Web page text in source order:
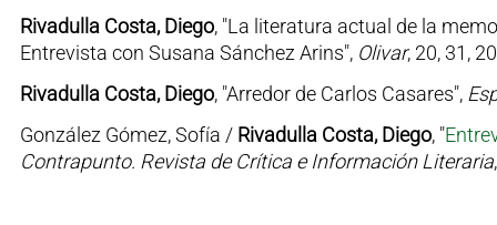
Rivadulla Costa, Diego, "La literatura actual de la
Entrevista con Susana Sánchez Arins", Olivar, 20, 31,
Rivadulla Costa, Diego, "Arredor de Carlos Casares",
González Gómez, Sofía / Rivadulla Costa, Diego, "
Contrapunto. Revista de Crítica e Información Literaria